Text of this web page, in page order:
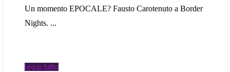
Un momento EPOCALE? Fausto Carotenuto a Border
Nights.
leggi tutto